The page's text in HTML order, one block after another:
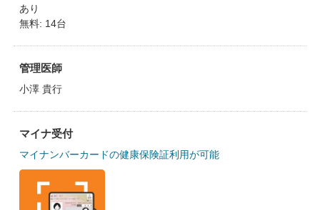
あり
無料: 14台
管理医師
小澤 貴行
マイナ受付
マイナンバーカードの健康保険証利用が可能